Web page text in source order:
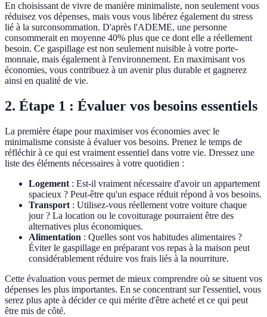
En choisissant de vivre de manière minimaliste, non seulement vous
réduisez vos dépenses, mais vous vous libérez également du stress
lié à la surconsommation. D'après l'ADEME, une personne
consommerait en moyenne 40% plus que ce dont elle a réellement
besoin. Ce gaspillage est non seulement nuisible à votre porte-
monnaie, mais également à l'environnement. En maximisant vos
économies, vous contribuez à un avenir plus durable et gagnerez
ainsi en qualité de vie.
2. Étape 1 : Évaluer vos besoins essentiels
La première étape pour maximiser vos économies avec le
minimalisme consiste à évaluer vos besoins. Prenez le temps de
réfléchir à ce qui est vraiment essentiel dans votre vie. Dressez une
liste des éléments nécessaires à votre quotidien :
Logement : Est-il vraiment nécessaire d'avoir un appartement
spacieux ? Peut-être qu'un espace réduit répond à vos besoins.
Transport : Utilisez-vous réellement votre voiture chaque
jour ? La location ou le covoiturage pourraient être des
alternatives plus économiques.
Alimentation : Quelles sont vos habitudes alimentaires ?
Éviter le gaspillage en préparant vos repas à la maison peut
considérablement réduire vos frais liés à la nourriture.
Cette évaluation vous permet de mieux comprendre où se situent vos
dépenses les plus importantes. En se concentrant sur l'essentiel, vous
serez plus apte à décider ce qui mérite d'être acheté et ce qui peut
être mis de côté.